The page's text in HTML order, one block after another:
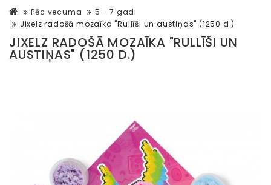
Pēc vecuma
5 - 7 gadi
Jixelz radošā mozaīka "Rullīši un austiņas" (1250 d.)
JIXELZ RADOŠĀ MOZAĪKA "RULLĪŠI UN
AUSTIŅAS" (1250 D.)